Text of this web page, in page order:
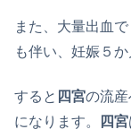
また、大量出血
も伴い、妊娠５
すると 四宮の流
になります。
四宮